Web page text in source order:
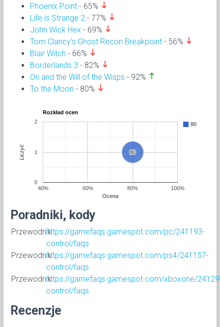
Phoenix Point - 65% south
Life is Strange 2 - 77% south
John Wick Hex - 69% south
Tom Clancy's Ghost Recon Breakpoint - 56% south
Blair Witch - 66% south
Borderlands 3 - 82% south
Ori and the Will of the Wisps - 92% north
To the Moon - 80% south
Rozkład ocen
80
80
80
40% 60% 80% 100%
0
1
2
Ocena
Liczyć
Poradniki, kody
Przewodnikhttps://gamefaqs.gamespot.com/pc/241193-
control/faqs
Przewodnikhttps://gamefaqs.gamespot.com/ps4/241157-
control/faqs
Przewodnikhttps://gamefaqs.gamespot.com/xboxone/
control/faqs
Recenzje